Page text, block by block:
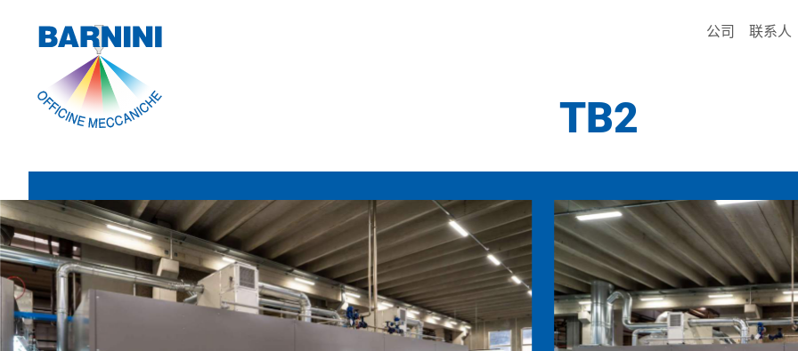
公司 联系人
TB2